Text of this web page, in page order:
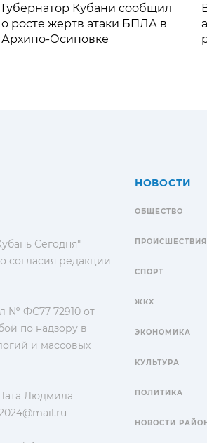
Губернатор Кубани сообщил
о росте жертв атаки БПЛА в
Архипо-Осиповке
Сегодня"
согласия редакции
№ ФС77-72910 от
по надзору в
и массовых
Людмила
НОВОСТИ
ОБЩЕСТВО
ПРОИСШЕСТВИЯ
СПОРТ
ЖКХ
ЭКОНОМИКА
КУЛЬТУРА
ПОЛИТИКА
НОВОСТИ